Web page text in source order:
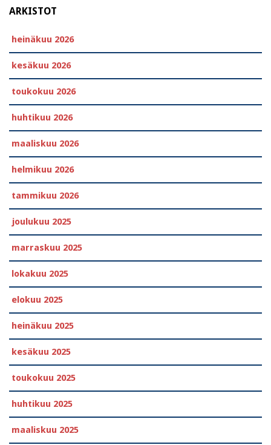
ARKISTOT
heinäkuu 2026
kesäkuu 2026
toukokuu 2026
huhtikuu 2026
maaliskuu 2026
helmikuu 2026
tammikuu 2026
joulukuu 2025
marraskuu 2025
lokakuu 2025
elokuu 2025
heinäkuu 2025
kesäkuu 2025
toukokuu 2025
huhtikuu 2025
maaliskuu 2025